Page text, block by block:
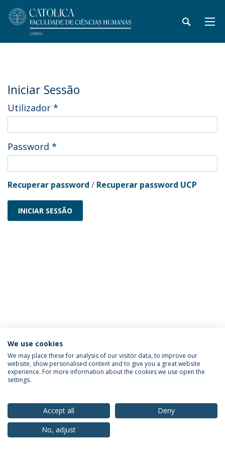
Iniciar Sessão
Utilizador *
Password *
Recuperar password / Recuperar password UCP
INICIAR SESSÃO
Política de Privacidade
Termos & Condições
Direitos do Titular dos Dados
© 2026 Universidade Católica Portuguesa
We use cookies
We may place these for analysis of our visitor data, to improve our
website, show personalised content and to give you a great website
experience. For more information about the cookies we use open the
settings.
Accept all
Deny
No, adjust